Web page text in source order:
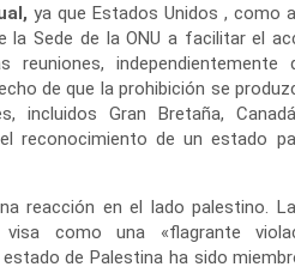
ya que Estados Unidos , como
la Sede de la ONU a facilitar el
independientemente
de que la prohibición se
incluidos Gran Bretaña,
reconocimiento de un estado
reacción en el lado palestino.
como una «flagrante
de Palestina ha sido